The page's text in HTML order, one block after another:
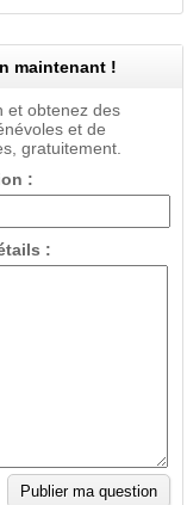
maintenant !
et obtenez des
et de
gratuitement.
:
: